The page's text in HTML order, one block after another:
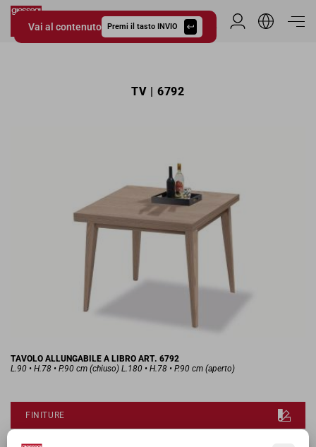
Vai al contenuto Premi il tasto INVIO
Giessegi.it
Area Riservata
TV | 6792
TAVOLO ALLUNGABILE A LIBRO ART. 6792
L.90 • H.78 • P.90 cm (chiuso) L.180 • H.78 • P.90 cm (aperto)
FINITURE